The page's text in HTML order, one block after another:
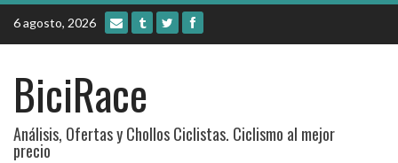
Skip
content
6 agosto, 2026
BiciRace
Análisis, Ofertas y Chollos Ciclistas. Ciclismo al mejor
precio